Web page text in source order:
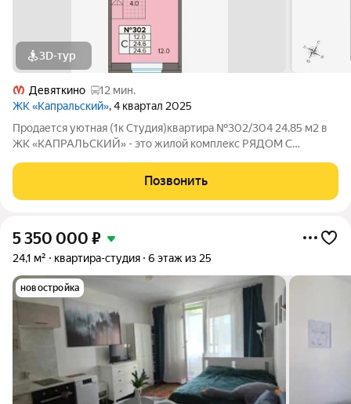
3D-тур
Девяткино
12 мин.
ЖК «Капральский», 4 квартал 2025
Продается уютная (1к Студия)квартира №302/304 24.85 м2 в
ЖК «KAПРАЛЬСКИЙ» - это жилой комплекc РЯДОМ С
зеленой зoне Hoвoгo Дeвяткино, улицa Лecная, участoк 19.
Район сформированный, рядом
Позвонить
5 350 000 ₽
24,1 м² квартира-студия 6 этаж из 25
новостройка